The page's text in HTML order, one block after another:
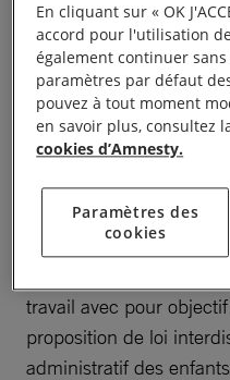
Aujourd’hui, 15
rendentpublique une
député.e.sles appelant
de loi pour interdire
des enfants.
En septembre 2018,
l’examen de la loi «
travail avec pour
proposition de loi
administratif des
En cliquant sur « OK
accord pour l'utilisation
également continuer sans
paramètres par défaut
pouvez à tout moment
en savoir plus, consultez
cookies d’Amnesty.
Paramètres des
cookies